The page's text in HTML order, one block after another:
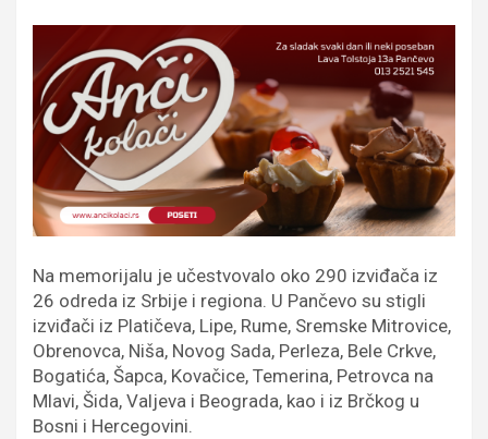
Na memorijalu je učestvovalo oko 290 izviđača iz
26 odreda iz Srbije i regiona. U Pančevo su stigli
izviđači iz Platičeva, Lipe, Rume, Sremske Mitrovice,
Obrenovca, Niša, Novog Sada, Perleza, Bele Crkve,
Bogatića, Šapca, Kovačice, Temerina, Petrovca na
Mlavi, Šida, Valjeva i Beograda, kao i iz Brčkog u
Bosni i Hercegovini.